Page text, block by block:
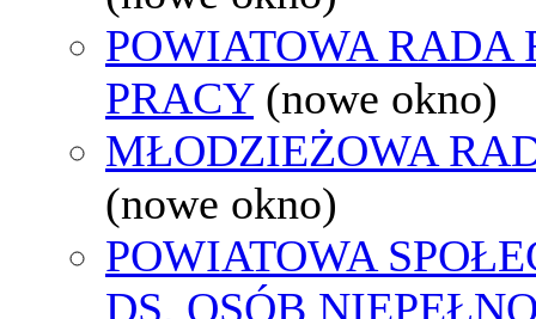
POWIATOWA RADA
PRACY (nowe okno)
MŁODZIEŻOWA
(nowe okno)
POWIATOWA
DS. OSÓB